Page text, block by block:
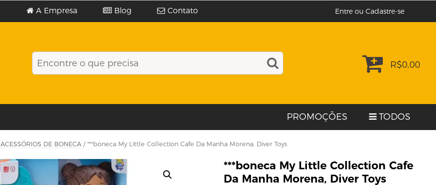
A Empresa Blog Contato Entre ou Cadastre-se
R$0,00
PROMOÇÕES TODOS
ACESSÓRIOS DE BONECA / ***boneca My Little Collection Cafe Da Manha Morena, Diver Toys
***boneca My Little Collection Cafe
Da Manha Morena, Diver Toys